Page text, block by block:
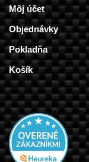
Môj účet
Objednávky
Pokladňa
Košík